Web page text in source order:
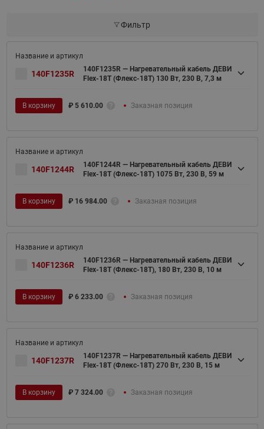
Фильтр
140F1235R
140F1235R — Нагревательный кабель ДЕВИ
Flex-18T (Флекс-18Т) 130 Вт, 230 В, 7,3 м
В корзину ₽ 5 610.00 Заказная позиция
140F1244R
140F1244R — Нагревательный кабель ДЕВИ
Flex-18T (Флекс-18Т) 1075 Вт, 230 В, 59 м
В корзину ₽ 16 984.00 Заказная позиция
140F1236R
140F1236R — Нагревательный кабель ДЕВИ
Flex-18T (Флекс-18Т), 180 Вт, 230 В, 10 м
В корзину ₽ 6 233.00 Заказная позиция
140F1237R
140F1237R — Нагревательный кабель ДЕВИ
Flex-18T (Флекс-18Т) 270 Вт, 230 В, 15 м
В корзину ₽ 7 324.00 Заказная позиция